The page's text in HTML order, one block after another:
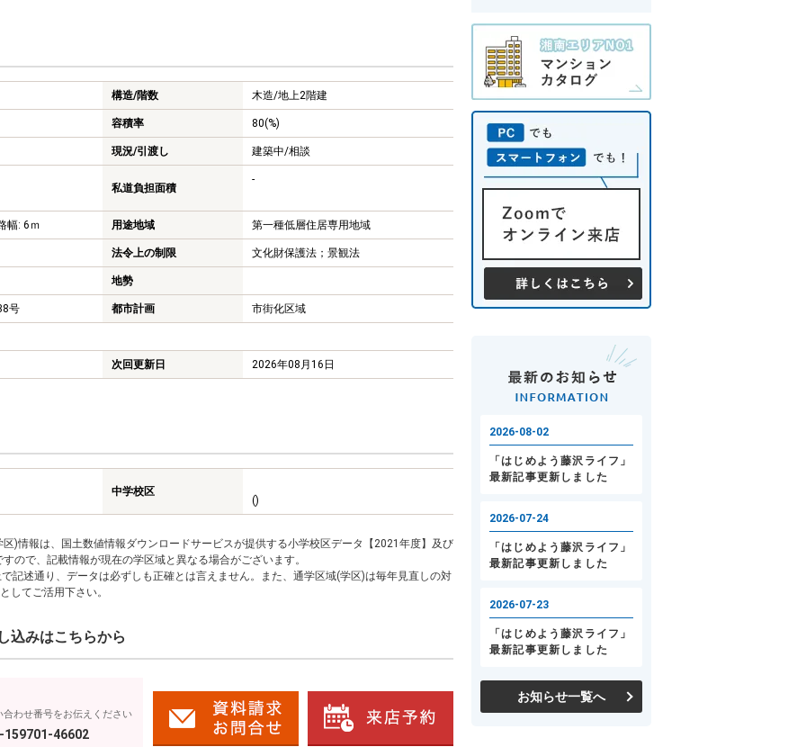
構造/階数 木造/地上2階建
容積率 80(%)
現況/引渡し 建築中/相談
私道負担面積
-
幅: 6ｍ 用途地域 第一種低層住居専用地域
法令上の制限 文化財保護法；景観法
地勢
号 都市計画 市街化区域
次回更新日 2026年08月16日
中学校区
()
)情報は、国土数値情報ダウンロードサービスが提供する小学校区データ【2021年度】及び
ので、記載情報が現在の学区域と異なる場合がございます。
記述通り、データは必ずしも正確とは言えません。また、通学区域(学区)は毎年見直しの対
してご活用下さい。
込みはこちらから
合わせ番号をお伝えください
159701-46602
お知らせ一覧へ